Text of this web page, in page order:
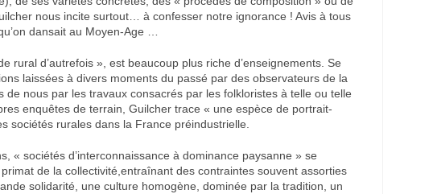
nous incite surtout… à confesser notre ignorance ! Avis à tous
dansait au Moyen-Age …
rural d’autrefois », est beaucoup plus riche d’enseignements. Se
laissées à divers moments du passé par des observateurs de la
de nous par les travaux consacrés par les folkloristes à telle ou telle
enquêtes de terrain, Guilcher trace « une espèce de portrait-
sociétés rurales dans la France préindustrielle.
« sociétés d’interconnaissance à dominance paysanne » se
de la collectivité,entraînant des contraintes souvent assorties
solidarité, une culture homogène, dominée par la tradition, un